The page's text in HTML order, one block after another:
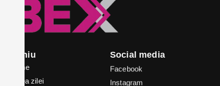
Meniu
Home
Știrea zilei
Social media
Facebook
Instagram